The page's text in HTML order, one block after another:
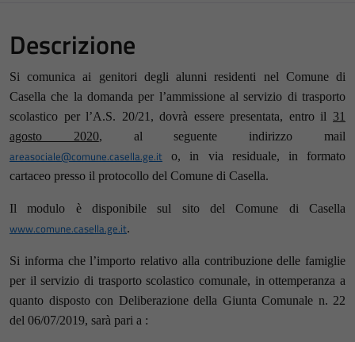
Descrizione
Si comunica ai genitori degli alunni residenti nel Comune di
Casella che la domanda per l’ammissione al servizio di trasporto
scolastico per l’A.S. 20/21, dovrà essere presentata, entro il 31
agosto 2020, al seguente indirizzo mail
areasociale@comune.casella.ge.it o, in via residuale, in formato
cartaceo presso il protocollo del Comune di Casella.
Il modulo è disponibile sul sito del Comune di Casella
www.comune.casella.ge.it.
Si informa che l’importo relativo alla contribuzione delle famiglie
per il servizio di trasporto scolastico comunale, in ottemperanza a
quanto disposto con Deliberazione della Giunta Comunale n. 22
del 06/07/2019, sarà pari a :